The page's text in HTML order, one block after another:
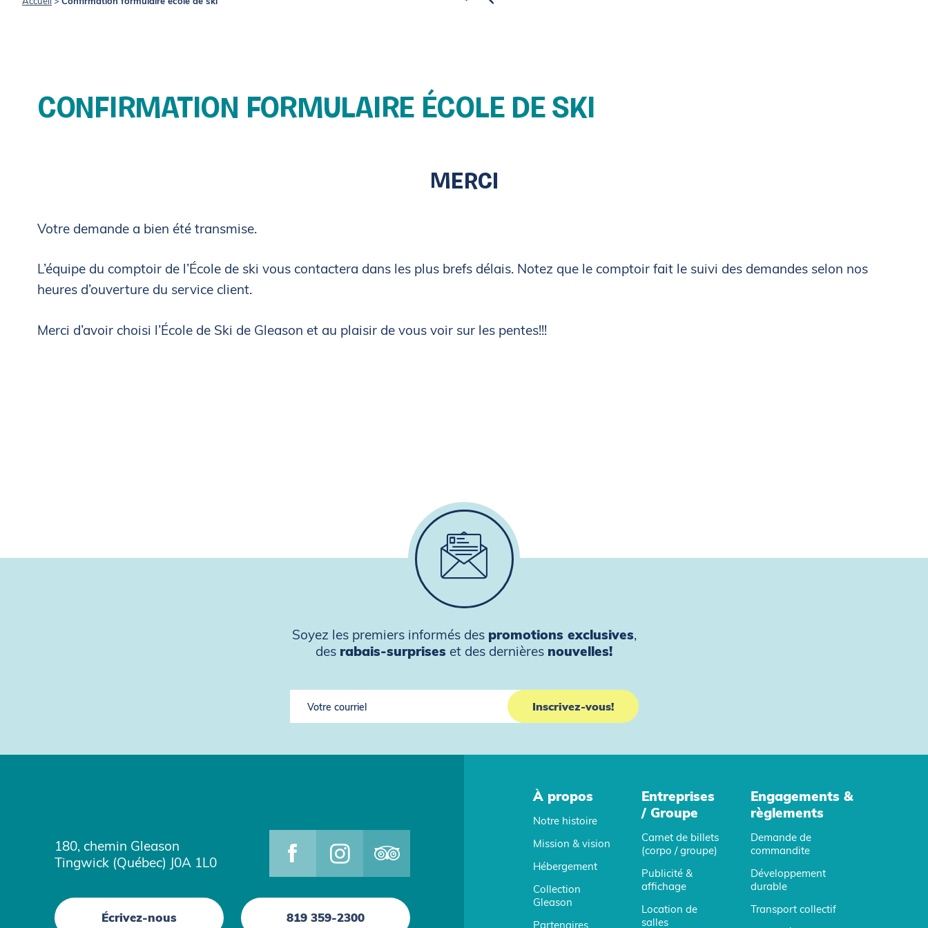
Raquette
WISKI PUB
CONFIRMATION FORMULAIRE ÉCOLE DE SKI
MERCI
Votre demande a bien été transmise.
L’équipe du comptoir de l’École de ski vous contactera dans les plus brefs délais. Notez que le comptoir fait le suivi des demandes selon nos
heures d’ouverture du service client.
Merci d’avoir choisi l’École de Ski de Gleason et au plaisir de vous voir sur les pentes!!!
Soyez les premiers informés des promotions exclusives,
des rabais-surprises et des dernières nouvelles!
180, chemin Gleason
Tingwick (Québec) J0A 1L0
Écrivez-nous 819 359-2300
À propos
Notre histoire
Mission & vision
Hébergement
Collection
Gleason
Partenaires
Entreprises
/ Groupe
Carnet de billets
(corpo / groupe)
Publicité &
affichage
Location de
salles
Engagements &
règlements
Demande de
commandite
Développement
durable
Transport collectif